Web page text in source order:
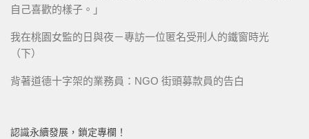
自己喜歡的樣子。」
我在桃園女監的日與夜－專訪一位匿名受刑人的鐵窗時光
（下）
背著道德十字架的業務員：NGO 街頭募款員的告白
認識永續發展，鎖定專欄！